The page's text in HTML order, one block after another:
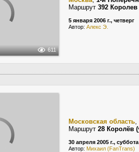
611
Маршрут 392
5 января 2006 г., четверг
Автор: Алекс Э.
Московская область,
Маршрут 28 Королёв
30 апреля 2005 г., суббота
Автор: Михаил (FanTrans)